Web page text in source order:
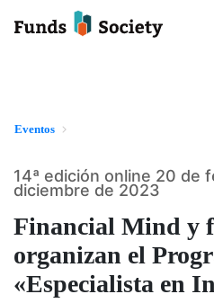
Eventos
Financial Mind y
organizan el
«Especialista en
14ª edición online 20 de
diciembre de 2023